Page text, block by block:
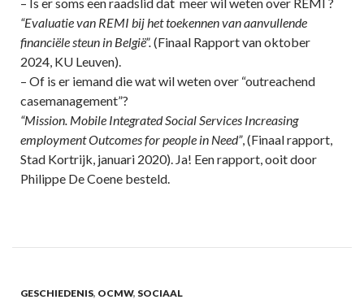
“Evaluatie van REMI bij het toekennen van aanvullende
financiële steun in België”.(Finaal Rapport van oktober
2024, KU Leuven).
– Of is er iemand die wat wil weten over “outreachend
casemanagement”?
“Mission. Mobile Integrated Social Services Increasing
employment Outcomes for people in Need”, (Finaal rapport,
Stad Kortrijk, januari 2020). Ja! Een rapport, ooit door
Philippe De Coene besteld.
GESCHIEDENIS, OCMW, SOCIAAL